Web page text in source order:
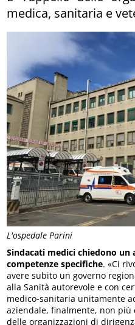
L'ospedale Parini
medica, sanitaria e
Sindacati medici chiedono un
competenze specifiche. «Ci
avere subito un governo
alla Sanità autorevole e con
medico-sanitaria unitamente
aziendale, finalmente, non più
delle organizzazioni di